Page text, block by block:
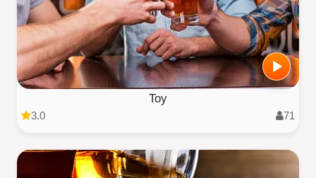
Toy
3.0 71